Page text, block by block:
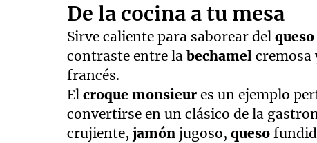
De la cocina a tu mesa
Sirve caliente para saborear del
contraste entre labechamelcremosa
francés.
Elcroque monsieures un ejemplo
convertirse en un clásico de la
crujiente,jamónjugoso,queso